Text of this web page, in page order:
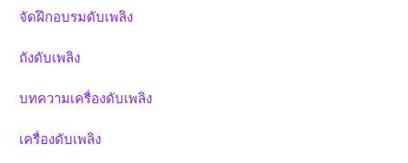
จัดฝึกอบรมดับเพลิง
ถังดับเพลิง
บทความเครื่องดับเพลิง
เครื่องดับเพลิง